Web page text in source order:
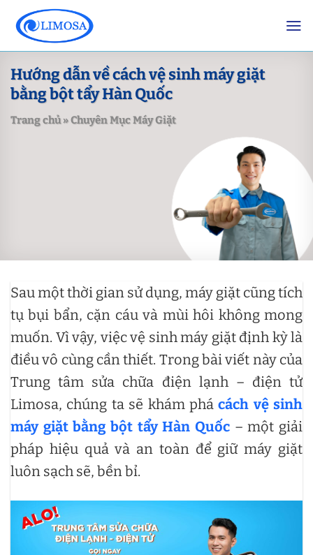
content
Hướng dẫn về cách vệ sinh máy giặt
bằng bột tẩy Hàn Quốc
Trang chủ»Chuyên Mục Máy Giặt
Sau một thời gian sử dụng, máy giặt cũng tích
tụ bụi bẩn, cặn cáu và mùi hôi không mong
muốn. Vì vậy, việc vệ sinh máy giặt định kỳ là
điều vô cùng cần thiết. Trong bài viết này của
Trung tâm sửa chữa điện lạnh – điện tử
Limosa, chúng ta sẽ khám phácách vệ sinh
máy giặt bằng bột tẩy Hàn Quốc – một giải
pháp hiệu quả và an toàn để giữ máy giặt
luôn sạch sẽ, bền bỉ.